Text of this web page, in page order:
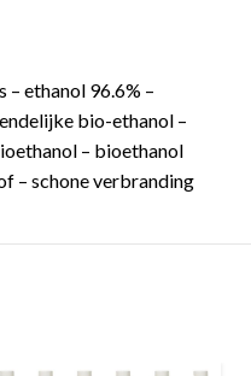
ethanol 96.6% –
bio-ethanol –
– bioethanol
– schone verbranding